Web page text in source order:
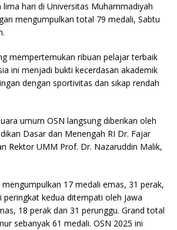
lima hari di Universitas Muhammadiyah
mengumpulkan total 79 medali, Sabtu
mempertemukan ribuan pelajar terbaik
ini menjadi bukti kecerdasan akademik
dengan sportivitas dan sikap rendah
umum OSN langsung diberikan oleh
Dasar dan Menengah RI Dr. Fajar
Rektor UMM Prof. Dr. Nazaruddin Malik,
mengumpulkan 17 medali emas, 31 perak,
peringkat kedua ditempati oleh Jawa
18 perak dan 31 perunggu. Grand total
sebanyak 61 medali. OSN 2025 ini